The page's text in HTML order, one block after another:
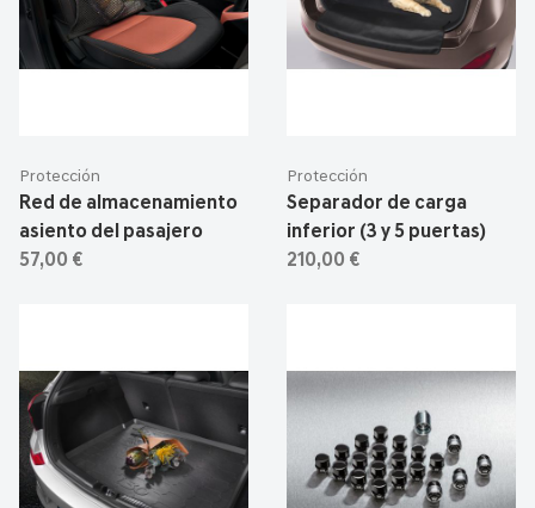
Protección
Red de almacenamiento
asiento del pasajero
57,00 €
Protección
Separador de carga
inferior (3 y 5 puertas)
210,00 €